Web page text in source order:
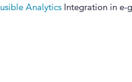
AnalyticsIntegration in e-